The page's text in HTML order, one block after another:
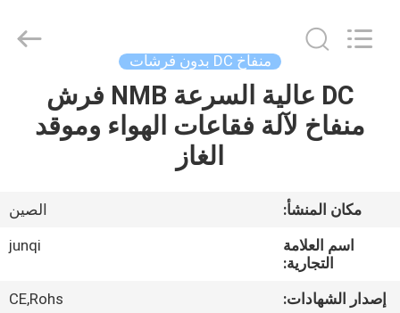
المنزل
معلومات
جولة
International
منفاخ DC بدون فرشات
DC عالية السرعة NMB فرش
منفاخ لآلة فقاعات الهواء وموقد
الغاز
مكان المنشأ:
الصين
اسم العلامة
التجارية:
junqi
إصدار الشهادات:
CE,Rohs